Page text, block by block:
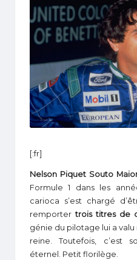
[:fr]
Nelson Piquet Souto
Formule 1 dans les
carioca s’est chargé
remportertrois titres de
génie du pilotage lui a
reine. Toutefois, c’est
éternel. Petit florilège.